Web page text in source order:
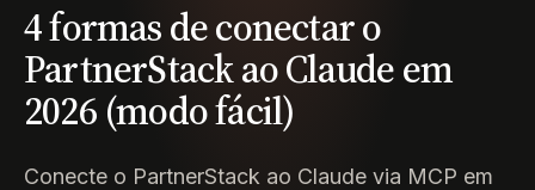
4 formas de conectar o
PartnerStack ao Claude em
2026 (modo fácil)
Conecte o PartnerStack ao Claude via MCP em